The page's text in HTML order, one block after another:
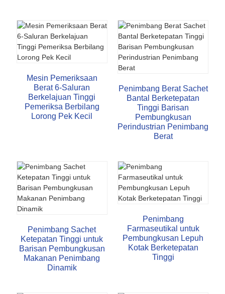
Mesin Pemeriksaan
Berat 6-Saluran
Berkelajuan Tinggi
Pemeriksa Berbilang
Lorong Pek Kecil
Penimbang Berat Sachet
Bantal Berketepatan
Tinggi Barisan
Pembungkusan
Perindustrian Penimbang
Berat
Penimbang Sachet
Ketepatan Tinggi untuk
Barisan Pembungkusan
Makanan Penimbang
Dinamik
Penimbang
Farmaseutikal untuk
Pembungkusan Lepuh
Kotak Berketepatan
Tinggi